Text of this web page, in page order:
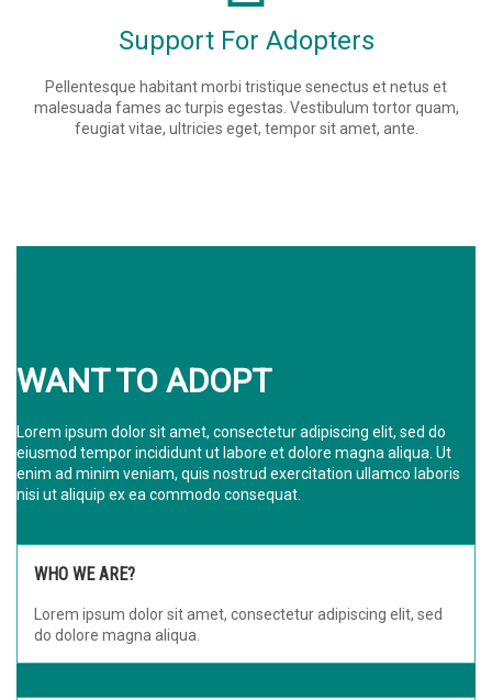
Support For Adopters
Pellentesque habitant morbi tristique senectus et netus et
malesuada fames ac turpis egestas. Vestibulum tortor quam,
feugiat vitae, ultricies eget, tempor sit amet, ante.
WANT TO ADOPT
Lorem ipsum dolor sit amet, consectetur adipiscing elit, sed do
eiusmod tempor incididunt ut labore et dolore magna aliqua. Ut
enim ad minim veniam, quis nostrud exercitation ullamco laboris
nisi ut aliquip ex ea commodo consequat.
WHO WE ARE?
Lorem ipsum dolor sit amet, consectetur adipiscing elit, sed
do dolore magna aliqua.